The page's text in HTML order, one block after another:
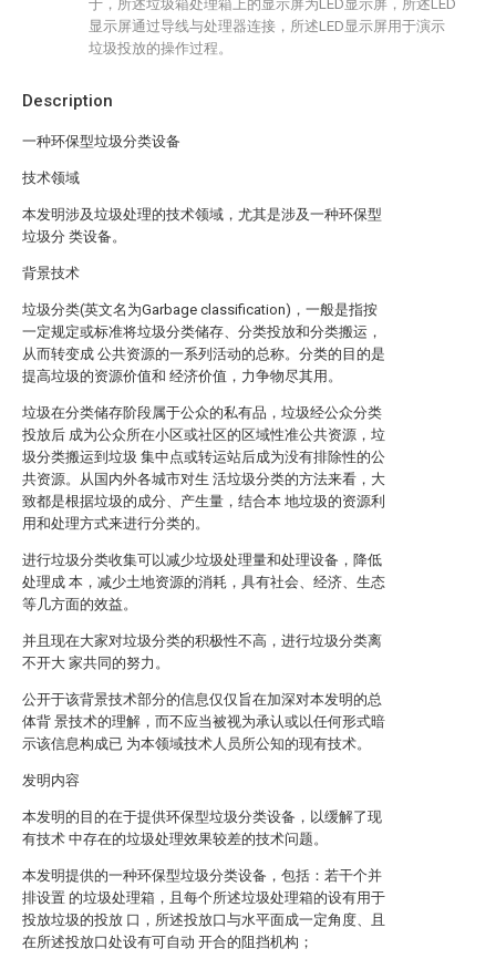
Description
一种环保型垃圾分类设备
技术领域
本发明涉及垃圾处理的技术领域，尤其是涉及一种环保型
垃圾分 类设备。
背景技术
垃圾分类(英文名为Garbage classification)，一般是指按
一定规定或标准将垃圾分类储存、分类投放和分类搬运，
从而转变成 公共资源的一系列活动的总称。分类的目的是
提高垃圾的资源价值和 经济价值，力争物尽其用。
垃圾在分类储存阶段属于公众的私有品，垃圾经公众分类
投放后 成为公众所在小区或社区的区域性准公共资源，垃
圾分类搬运到垃圾 集中点或转运站后成为没有排除性的公
共资源。从国内外各城市对生 活垃圾分类的方法来看，大
致都是根据垃圾的成分、产生量，结合本 地垃圾的资源利
用和处理方式来进行分类的。
进行垃圾分类收集可以减少垃圾处理量和处理设备，降低
处理成 本，减少土地资源的消耗，具有社会、经济、生态
等几方面的效益。
并且现在大家对垃圾分类的积极性不高，进行垃圾分类离
不开大 家共同的努力。
公开于该背景技术部分的信息仅仅旨在加深对本发明的总
体背 景技术的理解，而不应当被视为承认或以任何形式暗
示该信息构成已 为本领域技术人员所公知的现有技术。
发明内容
本发明的目的在于提供环保型垃圾分类设备，以缓解了现
有技术 中存在的垃圾处理效果较差的技术问题。
本发明提供的一种环保型垃圾分类设备，包括：若干个并
排设置 的垃圾处理箱，且每个所述垃圾处理箱的设有用于
投放垃圾的投放 口，所述投放口与水平面成一定角度、且
在所述投放口处设有可自动 开合的阻挡机构；
于，所述垃圾箱处理箱上的显示屏为LED显示屏，所述LED
显示屏通过导线与处理器连接，所述LED显示屏用于演示
垃圾投放的操作过程。